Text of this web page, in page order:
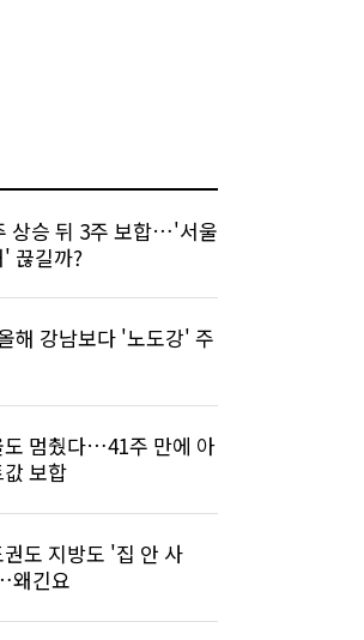
상승 뒤 3주 보합…'서울
끊길까?
강남보다 '노도강' 주
도 멈췄다…41주 만에 아
보합
도 지방도 '집 안 사
긴요